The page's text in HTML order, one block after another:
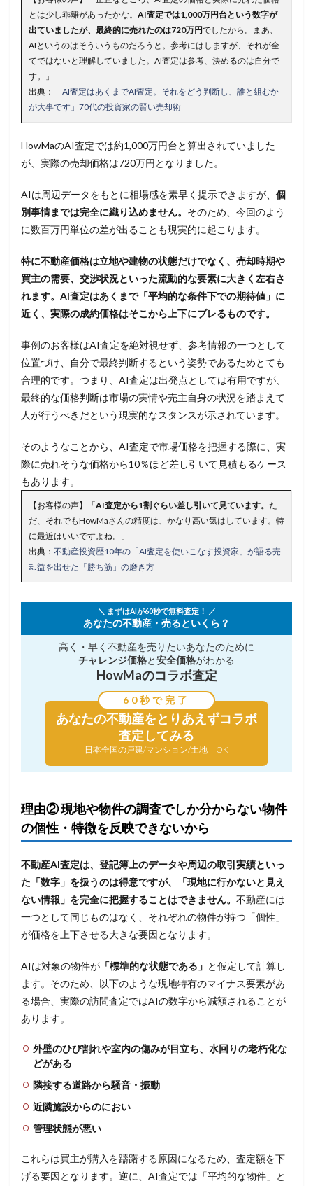
とは少し乖離があったかな。 AI査定では1,000万円台という数字が
出ていましたが、最終的に売れたのは720万円でしたから。まあ、
AIというのはそういうものだろうと。参考にはしますが、それが全
てではないと理解していました。AI査定は参考、決めるのは自分で
す。」
出典：
「AI査定はあくまでAI査定。それをどう判断し、誰と組むか
が大事です」70代の投資家の賢い売却術
HowMaのAI査定では約1,000万円台と算出されていました
が、実際の売却価格は720万円となりました。
AIは周辺データをもとに相場感を素早く提示できますが、 個
別事情までは完全に織り込めません。 そのため、今回のよう
に数百万円単位の差が出ることも現実的に起こります。
特に不動産価格は立地や建物の状態だけでなく、売却時期や
買主の需要、交渉状況といった流動的な要素に大きく左右さ
れます。AI査定はあくまで「平均的な条件下での期待値」に
近く、実際の成約価格はそこから上下にブレるものです。
事例のお客様はAI査定を絶対視せず、参考情報の一つとして
位置づけ、自分で最終判断するという姿勢であるためとても
合理的です。つまり、AI査定は出発点としては有用ですが、
最終的な価格判断は市場の実情や売主自身の状況を踏まえて
人が行うべきだという現実的なスタンスが示されています。
そのようなことから、AI査定で市場価格を把握する際に、実
際に売れそうな価格から10％ほど差し引いて見積もるケース
もあります。
【お客様の声】「AI査定から1割ぐらい差し引いて見ています。 た
だ、それでもHowMaさんの精度は、かなり高い気はしています。特
に最近はいいですよね。」
出典： 不動産投資歴10年の「AI査定を使いこなす投資家」が語る売
却益を出せた「勝ち筋」の磨き方
＼ まずはAIが60秒で無料査定！ ／
あなたの不動産・売るといくら？
高く・早く不動産を売りたいあなたのために
チャレンジ価格と安全価格がわかる
HowMaのコラボ査定
60秒で完了
あなたの不動産をとりあえずコラボ
査定してみる
日本全国の戸建/マンション/土地 OK
理由② 現地や物件の調査でしか分からない物件
の個性・特徴を反映できないから
不動産AI査定は、登記簿上のデータや周辺の取引実績といっ
た「数字」を扱うのは得意ですが、「現地に行かないと見え
ない情報」を完全に把握することはできません。 不動産には
一つとして同じものはなく、それぞれの物件が持つ「個性」
が価格を上下させる大きな要因となります。
AIは対象の物件が 「標準的な状態である」 と仮定して計算し
ます。そのため、以下のような現地特有のマイナス要素があ
る場合、実際の訪問査定ではAIの数字から減額されることが
あります。
外壁のひび割れや室内の傷みが目立ち、水回りの老朽化な
どがある
隣接する道路から騒音・振動
近隣施設からのにおい
管理状態が悪い
これらは買主が購入を躊躇する原因になるため、査定額を下
げる要因となります。逆に、AI査定では「平均的な物件」と